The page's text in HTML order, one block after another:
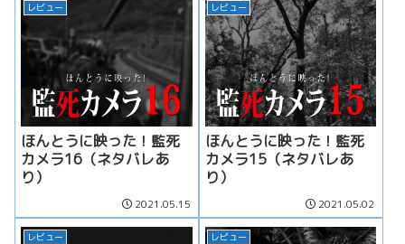
レビュー
ほんとうに映った！監死
カメラ16（ネタバレあ
り）
2021.05.15
レビュー
ほんとうに映った！監死
カメラ15（ネタバレあ
り）
2021.05.02
レビュー レビュー